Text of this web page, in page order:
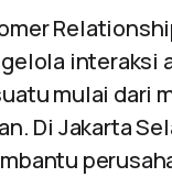
interaksi
mulai dari
Di Jakarta